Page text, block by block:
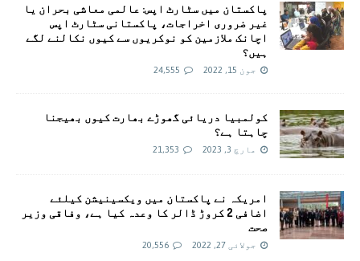
پاکستان میں سٹارٹ اپس: عالمی معاشی بحران یا
غیر ضروری اخراجات، پاکستانی سٹارٹ اپس
اچانک ملازمین کو نوکریوں سے کیوں نکالنے لگے
ہیں؟
جون 15, 2022 24,555
کولمبیا دریائی گھوڑے بھارت کیوں بھیجنا
چاہتا ہے؟
مارچ 3, 2023 21,353
امريکہ نے پاکستان میں ویکسینیشن کیلئے
اضافی 2 کروڑ ڈالر کا وعدہ کیا ہے، وفاقی وزیر
صحت
جولائی 27, 2022 20,556